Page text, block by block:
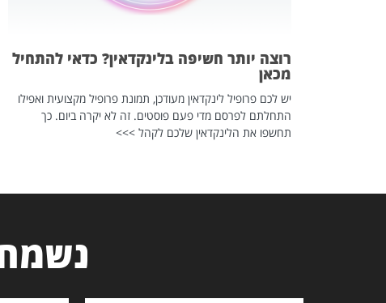
רוצה יותר חשיפה בלינקדאין? כדאי להתחיל
מכאן
יש לכם פרופיל לינקדאין מעודכן, תמונת פרופיל מקצועית ואפילו
התחלתם לפרסם מדי פעם פוסטים. זה לא יקרה ביום. כך
תחשפו את הלינקדאין שלכם לקהל >>>